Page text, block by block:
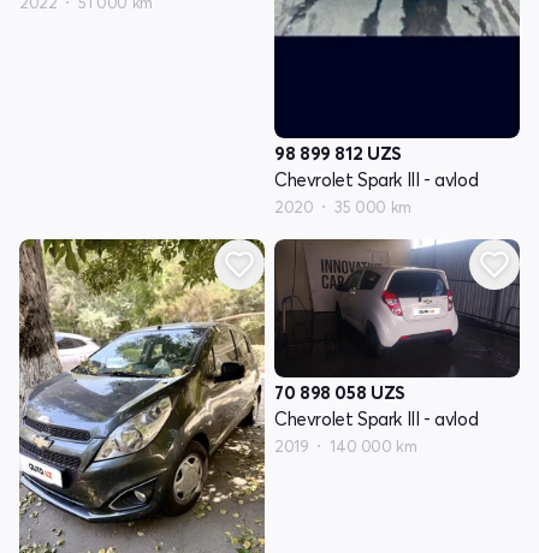
98 899 812 UZS
Chevrolet Spark III - avlod
2020 35 000 km
70 898 058 UZS
Chevrolet Spark III - avlod
2019 140 000 km